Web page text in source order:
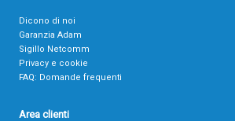
Dicono di noi
Garanzia Adam
Sigillo Netcomm
Privacy e cookie
FAQ: Domande frequenti
Area clienti